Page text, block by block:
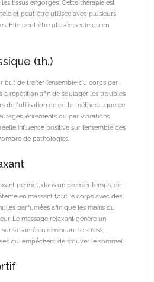
tissus engorgés. Cette thérapie est
et peut être utilisée avec plusieurs
Elle peut être utilisée seule ou en
(1h.)
but de traiter l’ensemble du corps par
à répétition afin de soulager les troubles
de l’utilisation de cette méthode que ce
étirements ou par vibrations,
influence positive sur l’ensemble des
de pathologies.
permet, dans un premier temps, de
en massant tout le corps avec des
parfumées afin que les mains du
Le massage relaxant génère un
la santé en diminuant le stress,
qui empêchent de trouver le sommeil.